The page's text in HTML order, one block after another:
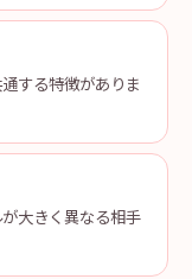
する特徴がありま
大きく異なる相手